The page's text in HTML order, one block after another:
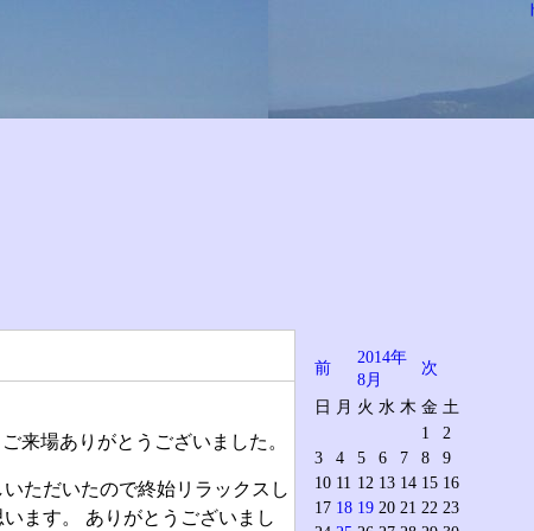
来場ありがとうございました。
ただいたので終始リラックスし
ます。 ありがとうございまし
前
2014年
8月
次
日 月 火 水 木 金 土
1
2
3
4 5 6 7 8
9
10 11 12 13 14 15 16
17 18 19 20 21 22 23